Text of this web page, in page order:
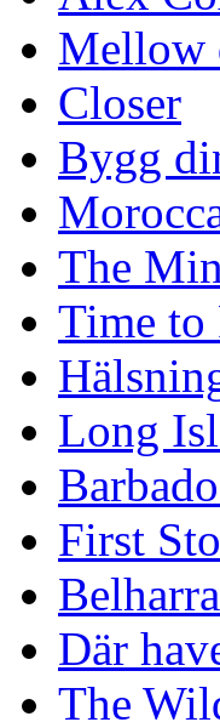
Mellow
Closer
Bygg
The
Time to
Long
First
Där
The